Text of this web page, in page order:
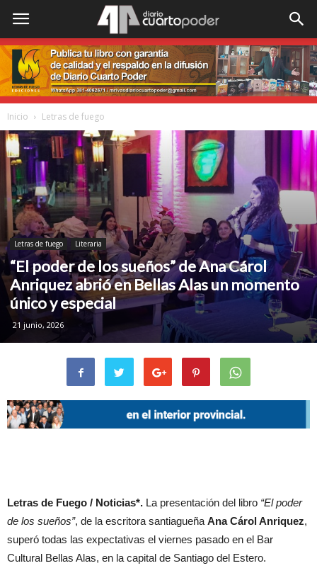
Inicio Letras de fuego
Letras de fuego Literaria
“El poder de los sueños” de Ana Cárol
Anriquez abrió en Bellas Alas un momento
único y especial
21 junio, 2026
Letras de Fuego / Noticias*. La presentación del libro “El poder
de los sueños”, de la escritora santiagueña Ana Cárol Anriquez,
superó todas las expectativas el viernes pasado en el Bar
Cultural Bellas Alas, en la capital de Santiago del Estero.